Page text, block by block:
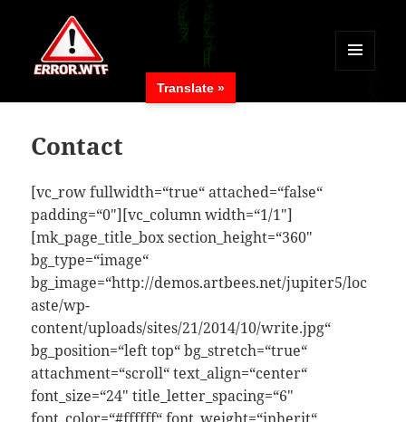
MENÜ
WIDGETS
Contact
[vc_row fullwidth=“true“ attached=“false“
padding=“0″][vc_column width=“1/1″]
[mk_page_title_box section_height=“360″
bg_type=“image“
bg_image=“http://demos.artbees.net/jupiter5/loc
aste/wp-
content/uploads/sites/21/2014/10/write.jpg“
bg_position=“left top“ bg_stretch=“true“
attachment=“scroll“ text_align=“center“
font_size=“24″ title_letter_spacing=“6″
Translate »